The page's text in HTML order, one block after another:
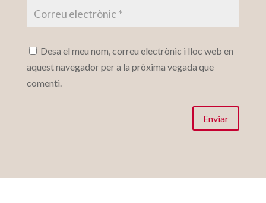
Desa el meu nom, correu electrònic i lloc web en
aquest navegador per a la pròxima vegada que
comenti.
Enviar